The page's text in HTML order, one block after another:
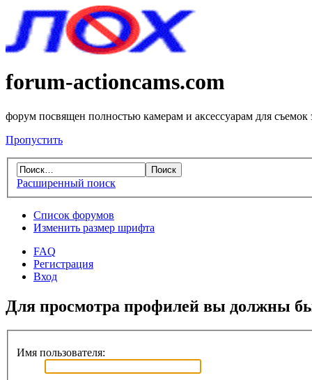
forum-actioncams.com
форум посвящен полностью камерам и аксессуарам для съемок
Пропустить
Расширенный поиск
Список форумов
Изменить размер шрифта
FAQ
Регистрация
Вход
Для просмотра профилей вы должны
Имя пользователя: